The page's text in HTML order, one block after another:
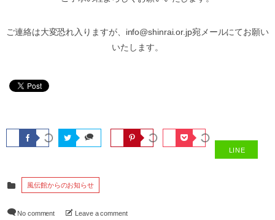
ご連絡は大変恐れ入りますが、info@shinrai.or.jp宛メールにてお願い
いたします。
LINE
風伝館からのお知らせ
No comment Leave a comment